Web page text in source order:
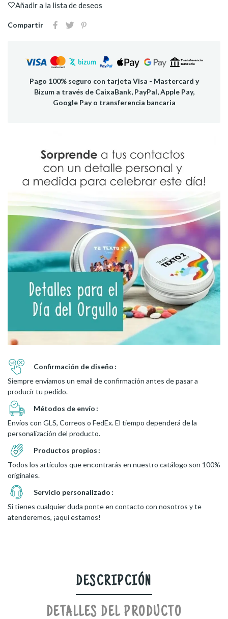
Añadir a la lista de deseos
Compartir
Pago 100% seguro con tarjeta Visa - Mastercard y
Bizum a través de CaixaBank, PayPal, Apple Pay,
Google Pay o transferencia bancaria
Confirmación de diseño
Siempre enviamos un email de confirmación antes de pasar a
producir tu pedido.
Métodos de envío
Envíos con GLS, Correos o FedEx. El tiempo dependerá de la
personalización del producto.
Productos propios
Todos los artículos que encontrarás en nuestro catálogo son 100%
originales.
Servicio personalizado
Si tienes cualquier duda ponte en contacto con nosotros y te
atenderemos, ¡aquí estamos!
DESCRIPCIÓN
DETALLES DEL PRODUCTO